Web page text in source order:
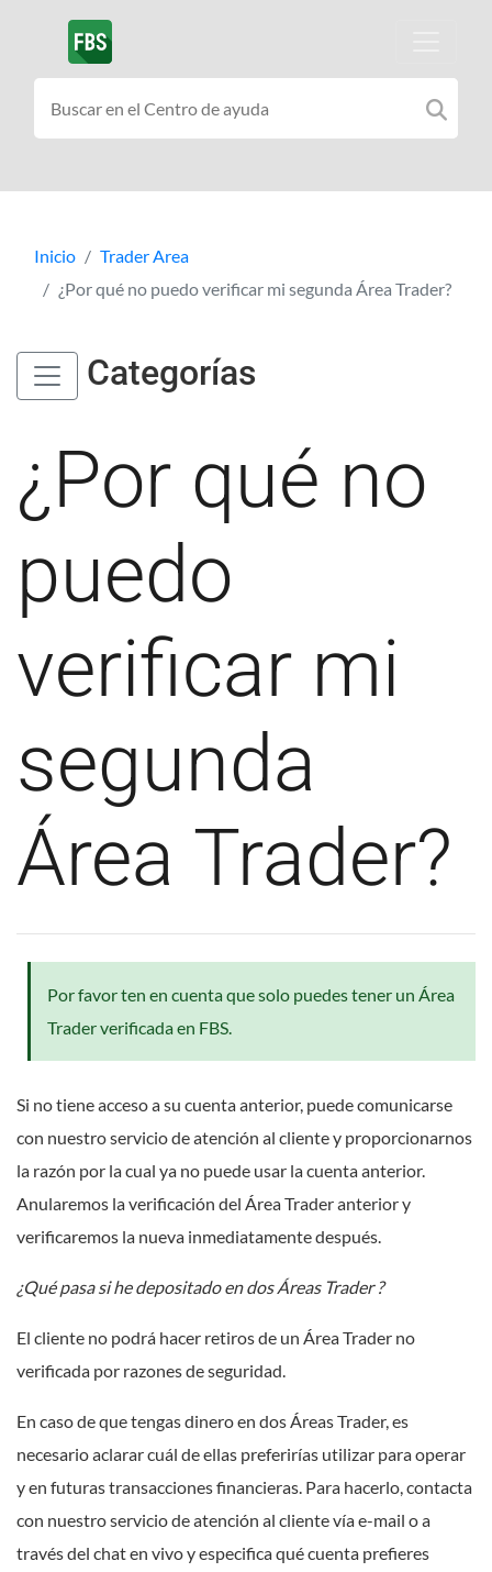
Inicio
Trader Area
¿Por qué no puedo verificar mi segunda Área Trader?
Categorías
¿Por qué no
puedo
verificar mi
segunda
Área Trader?
Por favor ten en cuenta que solo puedes tener un Área
Trader verificada en FBS.
Si no tiene acceso a su cuenta anterior, puede comunicarse
con nuestro servicio de atención al cliente y proporcionarnos
la razón por la cual ya no puede usar la cuenta anterior.
Anularemos la verificación del Área Trader anterior y
verificaremos la nueva inmediatamente después.
¿Qué pasa si he depositado en dos Áreas Trader ?
El cliente no podrá hacer retiros de un Área Trader no
verificada por razones de seguridad.
En caso de que tengas dinero en dos Áreas Trader, es
necesario aclarar cuál de ellas preferirías utilizar para operar
y en futuras transacciones financieras. Para hacerlo, contacta
con nuestro servicio de atención al cliente vía e-mail o a
través del chat en vivo y especifica qué cuenta prefieres